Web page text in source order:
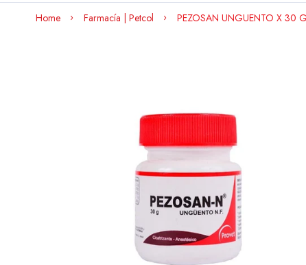
Home Farmacía | Petcol PEZOSAN UNGUENTO X 30